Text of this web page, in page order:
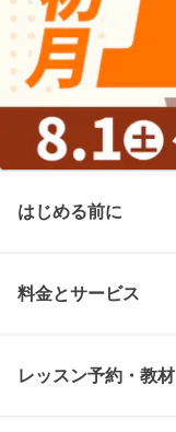
はじめる前に
料金とサービス
レッスン予約・教材